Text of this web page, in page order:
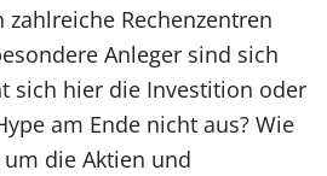
zahlreiche Rechenzentren
Anleger sind sich
sich hier die Investition oder
am Ende nicht aus? Wie
die Aktien und